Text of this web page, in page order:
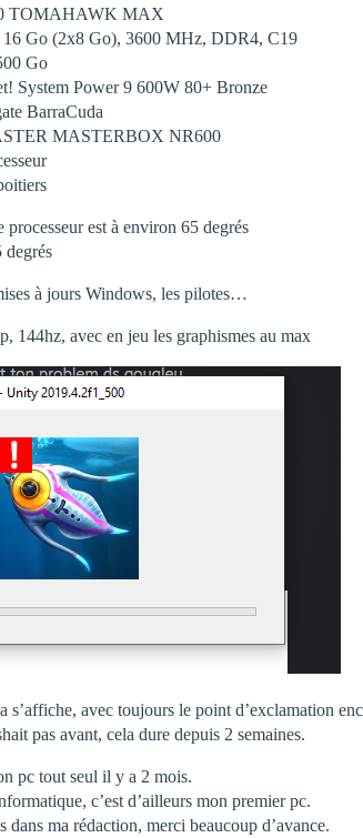
TOMAHAWK MAX
Go (2x8 Go), 3600 MHz, DDR4, C19
Go
System Power 9 600W 80+ Bronze
BarraCuda
MASTERBOX NR600
processeur est à environ 65 degrés
degrés
à jours Windows, les pilotes…
144hz, avec en jeu les graphismes au max
s’affiche, avec toujours le point d’exclamation
pas avant, cela dure depuis 2 semaines.
pc tout seul il y a 2 mois.
c’est d’ailleurs mon premier pc.
dans ma rédaction, merci beaucoup d’avance.